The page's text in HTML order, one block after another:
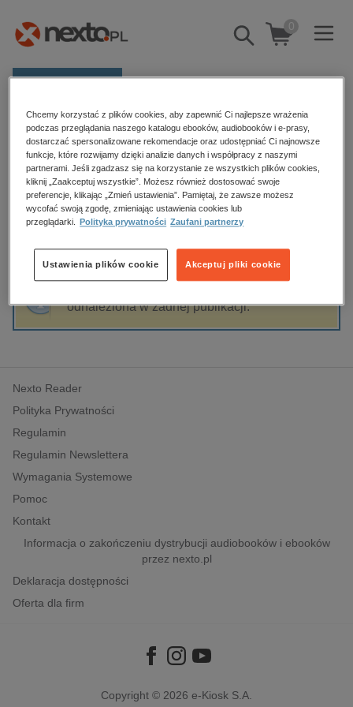
Pokaż/schowaj
wyszukiwarkę
0
Kategorie
Zobacz wszystkie E-prasa
budownictwo, aranżacja wnętrz
biznesowe, branżowe, gospodarka
dzienniki
edukacja
hobby, sport, rozrywka
komputery, internet, technologie, informatyka
polityka, społeczno-informacyjne
psychologiczne
inne
popularno-naukowe
historia
Strona główna Łukasz Gajewski
Łukasz Gajewski
Sortowanie Filtrowanie
odnaleziona w żadnej publikacji.
Nexto Reader
Polityka Prywatności
Regulamin
Regulamin Newslettera
Wymagania Systemowe
Pomoc
Kontakt
Informacja o zakończeniu dystrybucji audiobooków i ebooków
przez nexto.pl
Deklaracja dostępności
Oferta dla firm
Copyright © 2026 e-Kiosk S.A.
Chcemy korzystać z plików cookies, aby zapewnić Ci najlepsze wrażenia
podczas przeglądania naszego katalogu ebooków, audiobooków i e-prasy,
dostarczać spersonalizowane rekomendacje oraz udostępniać Ci najnowsze
funkcje, które rozwijamy dzięki analizie danych i współpracy z naszymi
partnerami. Jeśli zgadzasz się na korzystanie ze wszystkich plików cookies,
kliknij „Zaakceptuj wszystkie”. Możesz również dostosować swoje
preferencje, klikając „Zmień ustawienia”. Pamiętaj, że zawsze możesz
wycofać swoją zgodę, zmieniając ustawienia cookies lub
przeglądarki.
Polityka prywatności Zaufani partnerzy
Akceptuj pliki cookie
Ustawienia plików cookie